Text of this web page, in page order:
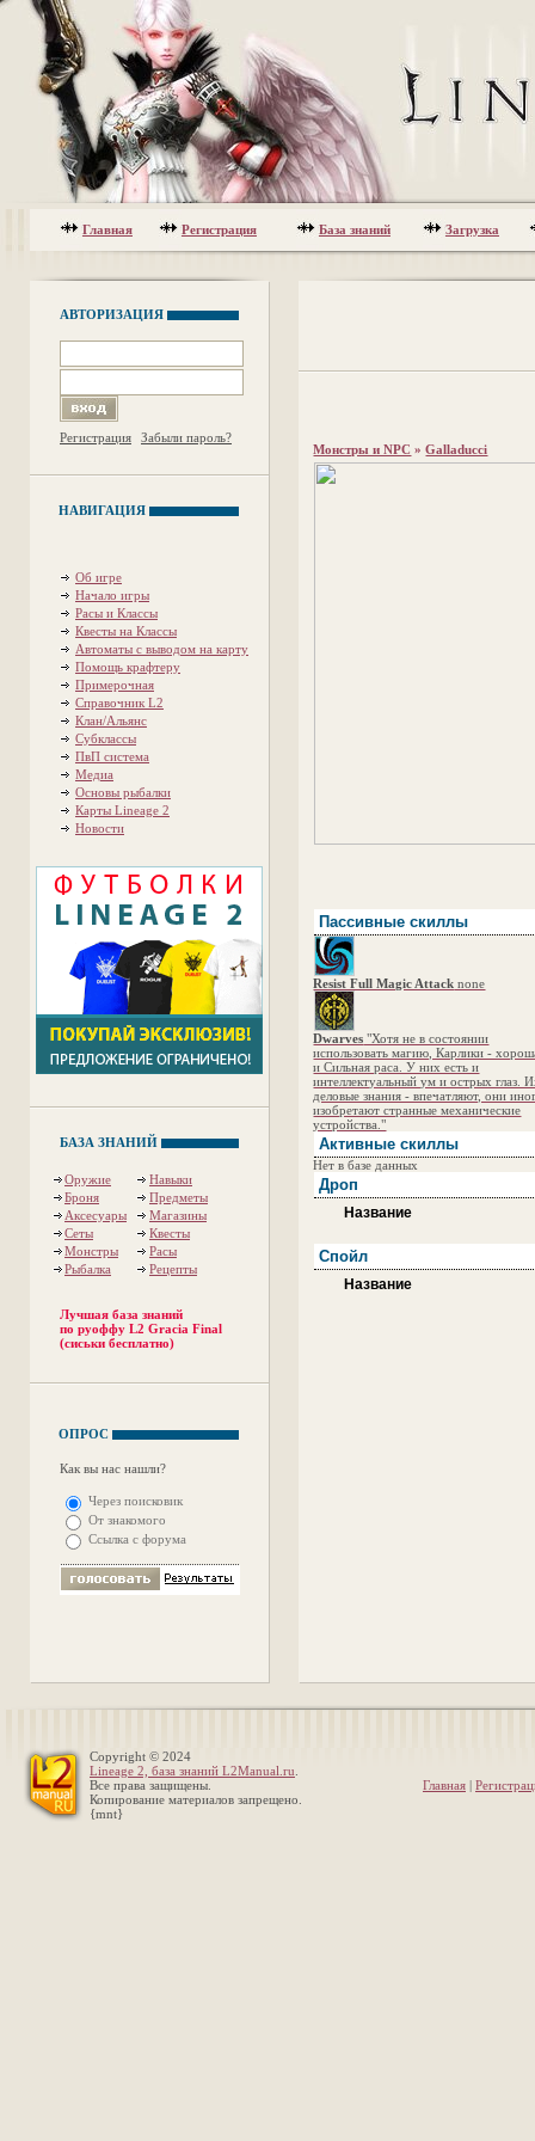
Главная Регистрация База знаний Загрузка
АВТОРИЗАЦИЯ
Регистрация Забыли пароль?
НАВИГАЦИЯ
Об игре
Начало игры
Расы и Классы
Квесты на Классы
Автоматы с выводом на карту
Помощь крафтеру
Примерочная
Справочник L2
Клан/Альянс
Субклассы
ПвП система
Медиа
Основы рыбалки
Карты Lineage 2
Новости
БАЗА ЗНАНИЙ
Оружие
Навыки
Броня
Предметы
Аксесуары
Магазины
Сеты
Квесты
Монстры
Расы
Рыбалка
Рецепты
Лучшая база знаний
по руоффу L2 Gracia Final
(сиськи бесплатно)
ОПРОС
Как вы нас нашли?
Через поисковик
От знакомого
Ссылка с форума
Монстры и NPC »Galladucci
Пассивные скиллы
Resist Full Magic Attack none
Dwarves "Хотя не в состоянии
использовать магию, Карлики -
и Сильная раса. У них есть и
интеллектуальный ум и острых глаз.
деловые знания - впечатляют, они
изобретают странные механические
устройства."
Активные скиллы
Нет в базе данных
Дроп
Название
Спойл
Название
Copyright © 2024
Lineage 2, база знаний L2Manual.ru
Все права защищены.
Копирование материалов запрещено.
{mnt}
Главная |